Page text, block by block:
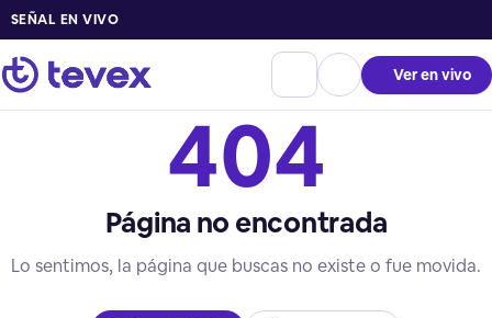
SEÑAL EN VIVO
Ver en vivo
404
Página no encontrada
Lo sentimos, la página que buscas no existe o fue movida.